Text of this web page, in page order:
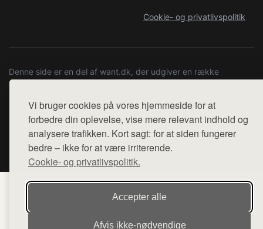
Vi bruger cookies på vores hjemmeside for at
forbedre din oplevelse, vise mere relevant indhold og
analysere trafikken. Kort sagt: for at siden fungerer
bedre – ikke for at være irriterende.
Cookie- og privatlivspolitik.
Accepter alle
Afvis ikke‑nødvendige
Cookie- og privatlivspolitik
Denne side er en del af want.dk, der udgiver en række
hjemmesider med præsentation af forskellige produkter fra
diverse webshops. Der sælges ikke varer fra denne side - vi
henviser til de shops, som sælger varen. Vi har heller ikke
varerne på lager.
© 2026 copenhagenartrun.dk. Alle rettigheder forbeholdes.